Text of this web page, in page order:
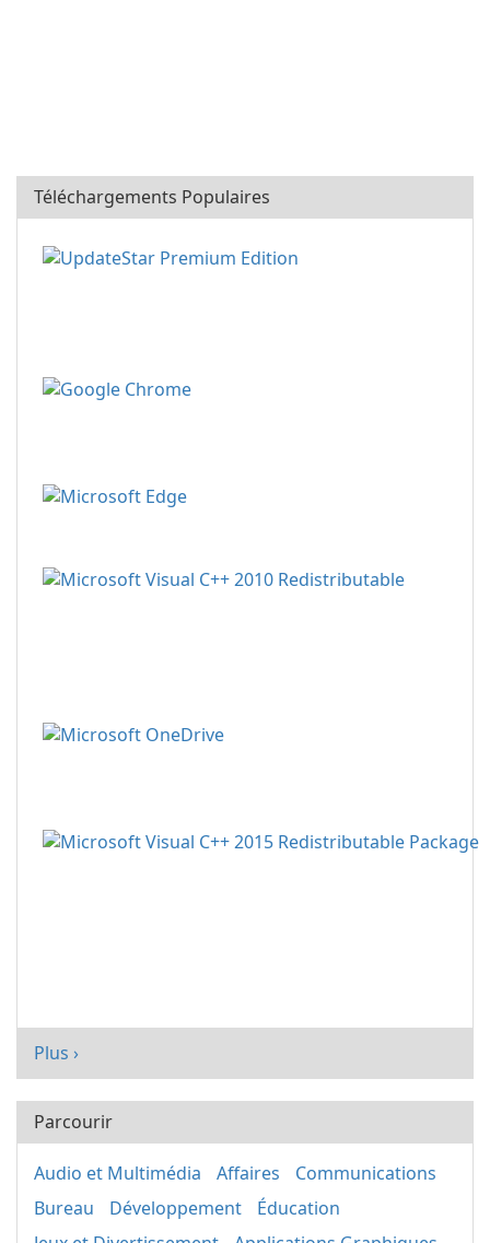
Téléchargements Populaires
Plus ›
Parcourir
Audio et Multimédia Affaires
Communications
Bureau
Développement
Éducation